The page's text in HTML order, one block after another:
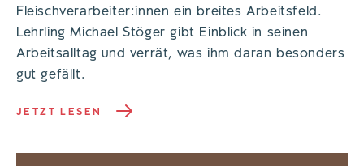
Fleischverarbeiter:innen ein breites Arbeitsfeld.
Lehrling Michael Stöger gibt Einblick in seinen
Arbeitsalltag und verrät, was ihm daran besonders
gut gefällt.
JETZT LESEN